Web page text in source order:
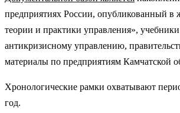
предприятиях России, опубликованный
теории и практики управления»,
антикризисному управлению,
материалы по предприятиям Камчатской
Хронологические рамки охватывают
год.